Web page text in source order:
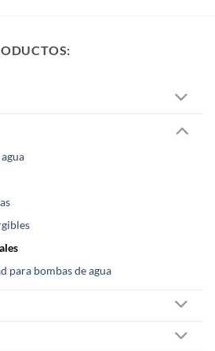
para bombas de agua